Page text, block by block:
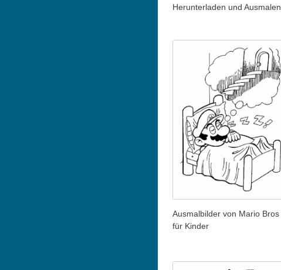
Herunterladen und Ausmalen
Ausmalbilder von Mario Bros
für Kinder